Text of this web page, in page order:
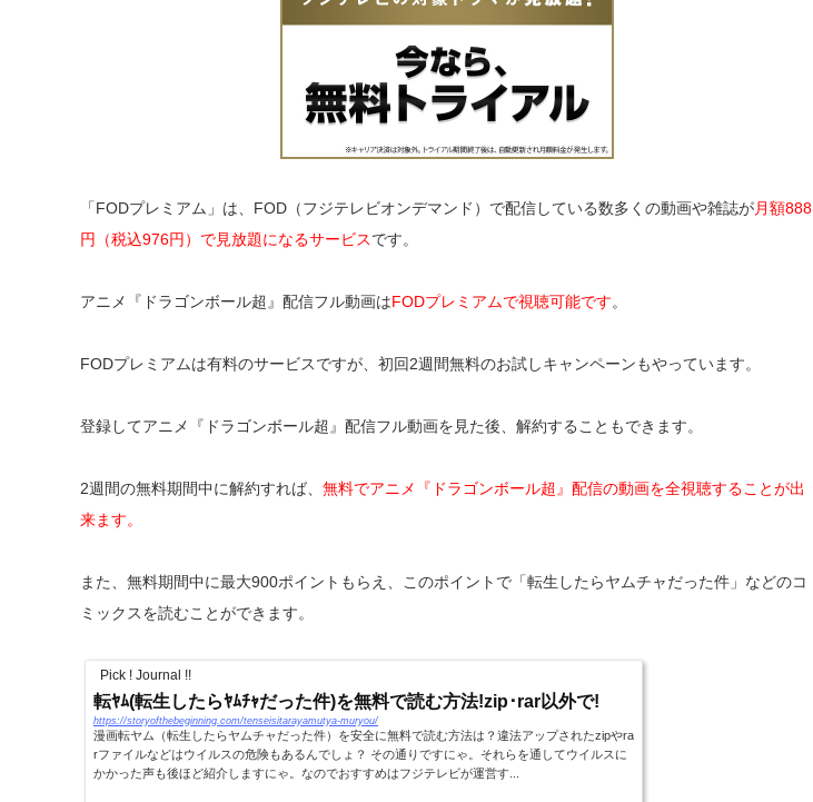
「FODプレミアム」は、FOD（フジテレビオンデマンド）で配信している数多くの動画や雑誌が月額888
円（税込976円）で見放題になるサービスです。
アニメ『ドラゴンボール超』配信フル動画はFODプレミアムで視聴可能です。
FODプレミアムは有料のサービスですが、初回2週間無料のお試しキャンペーンもやっています。
登録してアニメ『ドラゴンボール超』配信フル動画を見た後、解約することもできます。
2週間の無料期間中に解約すれば、 無料でアニメ『ドラゴンボール超』配信の動画を全視聴することが出
来ます。
また、無料期間中に最大900ポイントもらえ、このポイントで「転生したらヤムチャだった件」などのコ
ミックスを読むことができます。
Pick ! Journal !!
転ﾔﾑ(転生したらﾔﾑﾁｬだった件)を無料で読む方法!zip･rar以外で!
https://storyofthebeginning.com/tenseisitarayamutya-muryou/
漫画転ヤム（転生したらヤムチャだった件）を安全に無料で読む方法は？違法アップされたzipやra
rファイルなどはウイルスの危険もあるんでしょ？ その通りですにゃ。それらを通してウイルスに
かかった声も後ほど紹介しますにゃ。なのでおすすめはフジテレビが運営す...